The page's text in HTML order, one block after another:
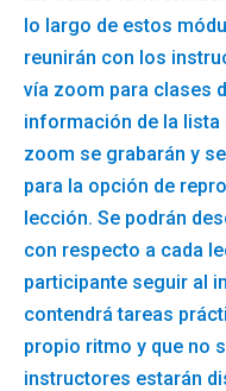
lo largo de estos
reunirán con los
vía zoom para clases
información de la lista
zoom se grabarán y
para la opción de
lección. Se podrán
con respecto a cada
participante seguir al
contendrá tareas
propio ritmo y que no
instructores estarán